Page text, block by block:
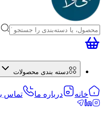
دسته بندی محصولات
خانه درباره ما تماس